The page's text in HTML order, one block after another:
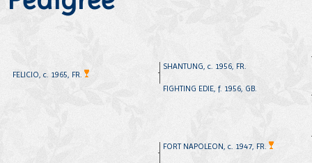
FELICIO, c. 1965, FR.
SHANTUNG, c. 1956, FR.
FIGHTING EDIE, f. 1956, GB.
FORT NAPOLEON, c. 1947, FR.